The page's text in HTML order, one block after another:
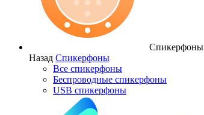
Спикерфоны
Назад Спикерфоны
Все спикерфоны
Беспроводные спикерфоны
USB спикерфоны